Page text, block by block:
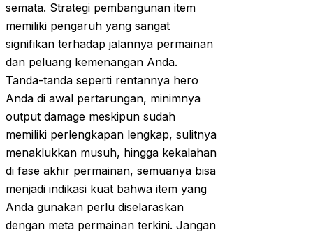
semata. Strategi pembangunan item
memiliki pengaruh yang sangat
signifikan terhadap jalannya permainan
dan peluang kemenangan Anda.
Tanda-tanda seperti rentannya hero
Anda di awal pertarungan, minimnya
output damage meskipun sudah
memiliki perlengkapan lengkap, sulitnya
menaklukkan musuh, hingga kekalahan
di fase akhir permainan, semuanya bisa
menjadi indikasi kuat bahwa item yang
Anda gunakan perlu diselaraskan
dengan meta permainan terkini. Jangan